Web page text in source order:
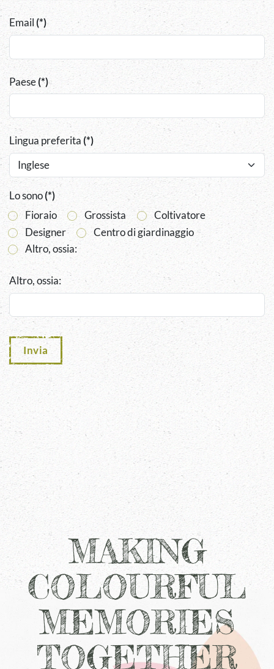
Email(*)
Paese(*)
Lingua preferita (*)
Lo sono(*)
Fioraio
Grossista
Coltivatore
Designer
Centro di giardinaggio
Altro, ossia:
Altro, ossia:
Invia
MAKING
COLOURFUL
MEMORIES
TOGETHER